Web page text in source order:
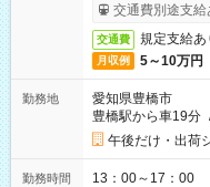
交通費別途支給
交通費 規定支給あ
月収例 5～10万円
勤務地
愛知県豊橋市
豊橋駅から車19分
午後だけ・出荷
勤務時間
13：00～17：00 ※実働3.75時